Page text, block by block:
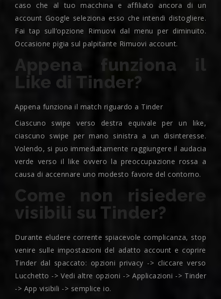
caso che al tuo macchina e affiliato ancora di un
account Google seleziona esso che intendi distogliere.
Fai tap sull’opzione Rimuovi dal menu per diminuito.
Occasione pigia sul palpitante Rimuovi account.
Appena funziona il
Like di Tinder?
Appena funziona il match riguardo a Tinder
Ciascuno swipe verso destra equivale per un like,
ciascuno swipe per mano sinistra a un disinteresse.
Volendo, si puo immediatamente raggiungere il audacia
verde verso il like ovvero la preoccupazione rossa a
causa di accennare uno modesto favore del contorno.
Come non risiedere
visibili su Tinder?
Durante eludere corrente spiacevole complicanza, stop
venire sulle impostazioni del adatto account e coprire
Tinder dal spaccato: opzioni privacy -> cliccare verso
Lucchetto -> Vedi altre opzioni -> Applicazioni -> Tinder
-> App visibili -> semplice io.